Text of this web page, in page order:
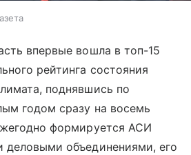
впервые вошла в топ-15
рейтинга состояния
поднявшись по
годом сразу на восемь
формируется АСИ
деловыми объединениями, его